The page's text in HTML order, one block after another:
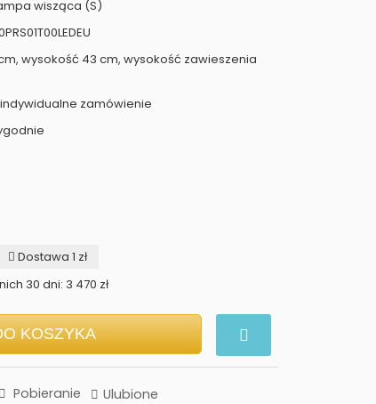
wisząca (S)
wysokość 43 cm, wysokość zawieszenia
zamówienie
Dostawa 1 zł
30 dni: 3 470 zł
KOSZYKA
Pobieranie Ulubione